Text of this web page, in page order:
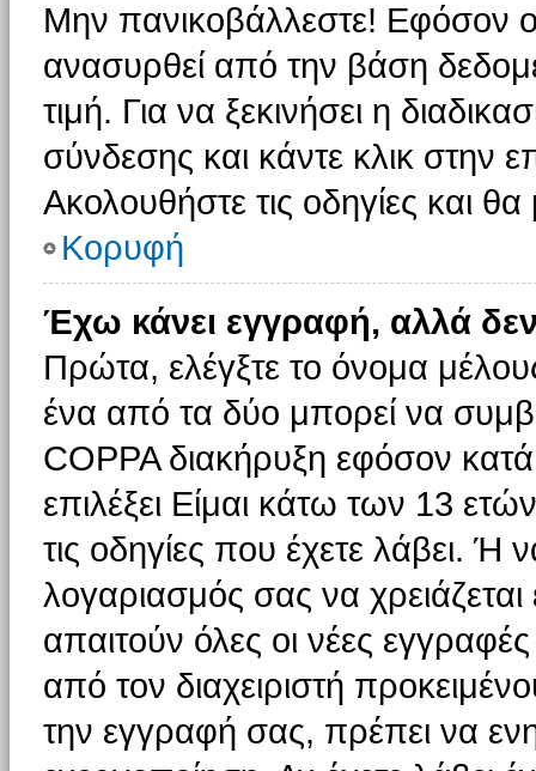
Μην πανικοβάλλεστε! Εφόσον
ανασυρθεί από την βάση
τιμή. Για να ξεκινήσει η
σύνδεσης και κάντε κλικ στην
Ακολουθήστε τις οδηγίες και
Κορυφή
Έχω κάνει εγγραφή, αλλά
Πρώτα, ελέγξτε το όνομα
ένα από τα δύο μπορεί να
COPPA διακήρυξη εφόσον κατά
επιλέξει Είμαι κάτω των 13
τις οδηγίες που έχετε λάβει. Ή
λογαριασμός σας να
απαιτούν όλες οι νέες
από τον διαχειριστή
την εγγραφή σας, πρέπει να